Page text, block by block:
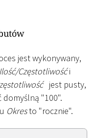
jest wykonywany,
Ilość/Częstotliwośći
jest pusty,
domyślną "100".
Okresto "rocznie".